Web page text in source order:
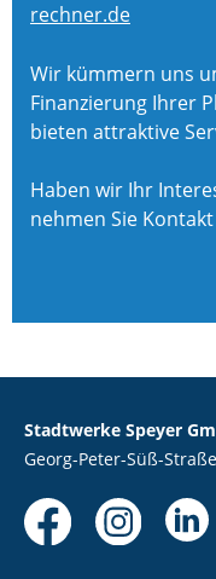
rechner.de
Wir kümmern uns
Finanzierung Ihrer
bieten attraktive
Haben wir Ihr
nehmen Sie
Stadtwerke Speyer
Georg-Peter-Süß-